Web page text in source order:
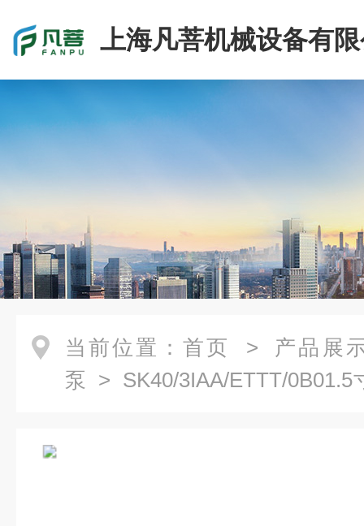
上海凡菩机械设备有
当前位置： 首页 > 产品展
泵 > SK40/3IAA/ETTT/0B01.5